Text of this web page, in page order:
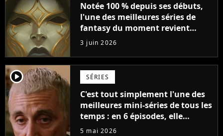
Notée 100 % depuis ses débuts,
l'une des meilleures séries de
fantasy du moment revient
enfin, et elle est toujours aussi
parfaite
3 juin 2026
player2 SÉRIES
C'est tout simplement l'une des
meilleures mini-séries de tous les
temps : en 6 épisodes, elle
accomplit plus que d'autres
5 mai 2026